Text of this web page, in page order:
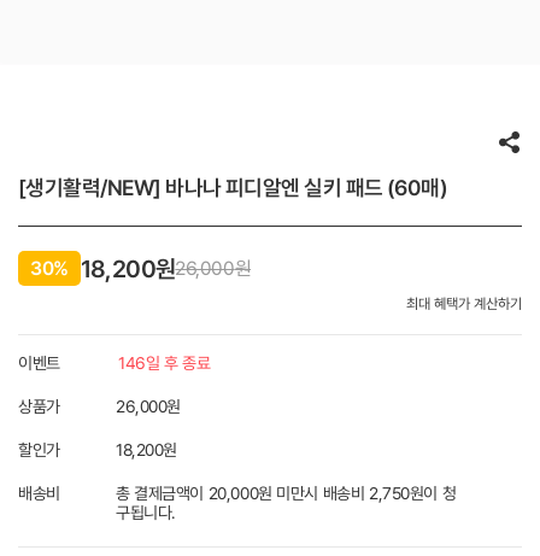
[생기활력/NEW] 바나나 피디알엔 실키 패드 (60매)
최대 혜택가 계산하기
30% 18,200원26,000원
이벤트 146일 후 종료
상품가 26,000원
할인가 18,200원
배송비
총 결제금액이 20,000원 미만시 배송비 2,750원이 청
구됩니다.